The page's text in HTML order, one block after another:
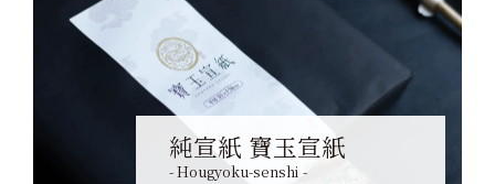
純宣紙 寶玉宣紙
- Hougyoku-senshi -